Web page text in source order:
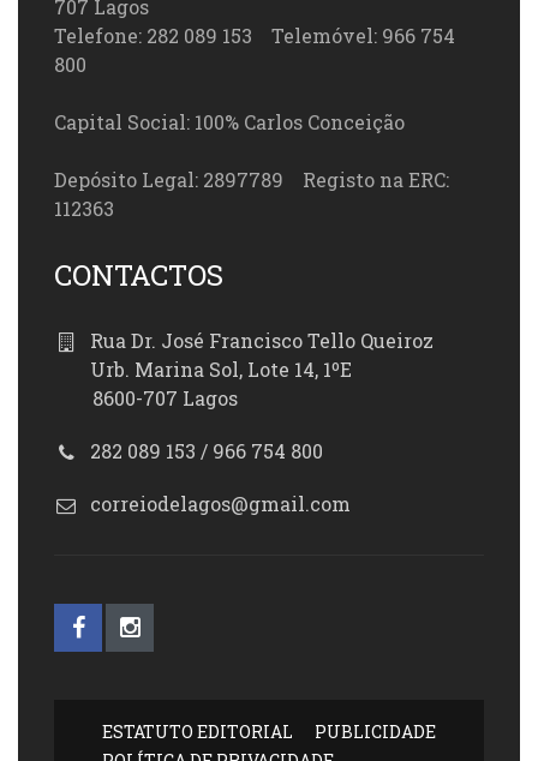
707 Lagos
Telefone: 282 089 153 Telemóvel: 966 754
800
Capital Social: 100% Carlos Conceição
Depósito Legal: 2897789 Registo na ERC:
112363
CONTACTOS
Rua Dr. José Francisco Tello Queiroz
Urb. Marina Sol, Lote 14, 1ºE
8600-707 Lagos
282 089 153 / 966 754 800
correiodelagos@gmail.com
ESTATUTO EDITORIAL
PUBLICIDADE